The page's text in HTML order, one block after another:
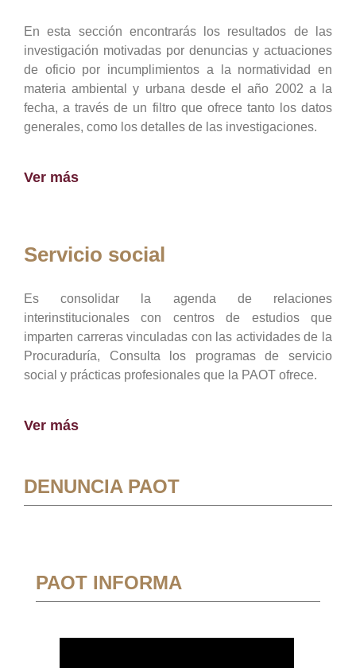
En esta sección encontrarás los resultados de las
investigación motivadas por denuncias y actuaciones
de oficio por incumplimientos a la normatividad en
materia ambiental y urbana desde el año 2002 a la
fecha, a través de un filtro que ofrece tanto los datos
generales, como los detalles de las investigaciones.
Ver más
Servicio social
Es consolidar la agenda de relaciones
interinstitucionales con centros de estudios que
imparten carreras vinculadas con las actividades de la
Procuraduría, Consulta los programas de servicio
social y prácticas profesionales que la PAOT ofrece.
Ver más
DENUNCIA PAOT
PAOT INFORMA